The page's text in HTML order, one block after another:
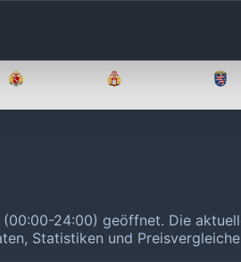
(00:00-24:00) geöffnet. Die
Statistiken und